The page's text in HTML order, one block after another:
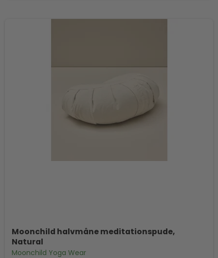
Moonchild halvmåne meditationspude,
Natural
Moonchild Yoga Wear